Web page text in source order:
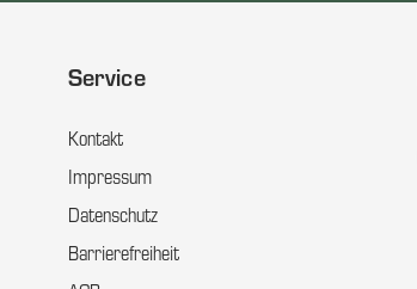
Service
Kontakt
Impressum
Datenschutz
Barrierefreiheit